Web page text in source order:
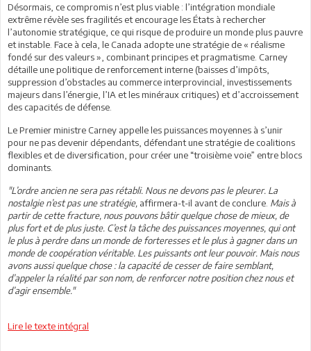
Désormais, ce compromis n’est plus viable : l’intégration mondiale
extrême révèle ses fragilités et encourage les États à rechercher
l’autonomie stratégique, ce qui risque de produire un monde plus pauvre
et instable. Face à cela, le Canada adopte une stratégie de « réalisme
fondé sur des valeurs », combinant principes et pragmatisme. Carney
détaille une politique de renforcement interne (baisses d’impôts,
suppression d’obstacles au commerce interprovincial, investissements
majeurs dans l’énergie, l’IA et les minéraux critiques) et d’accroissement
des capacités de défense.
Le Premier ministre Carney appelle les puissances moyennes à s’unir
pour ne pas devenir dépendants, défendant une stratégie de coalitions
flexibles et de diversification, pour créer une “troisième voie” entre blocs
dominants.
"L’ordre ancien ne sera pas rétabli. Nous ne devons pas le pleurer. La
nostalgie n’est pas une stratégie, affirmera-t-il avant de conclure. Mais à
partir de cette fracture, nous pouvons bâtir quelque chose de mieux, de
plus fort et de plus juste. C’est la tâche des puissances moyennes, qui ont
le plus à perdre dans un monde de forteresses et le plus à gagner dans un
monde de coopération véritable. Les puissants ont leur pouvoir. Mais nous
avons aussi quelque chose : la capacité de cesser de faire semblant,
d’appeler la réalité par son nom, de renforcer notre position chez nous et
d’agir ensemble."
Lire le texte intégral